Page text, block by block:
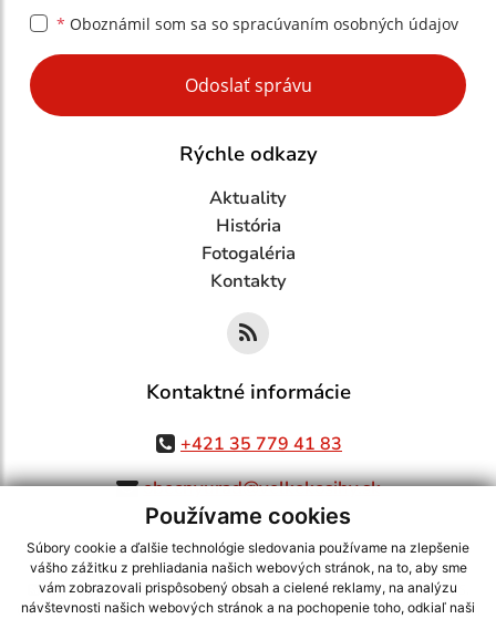
Používame cookies
Súbory cookie a ďalšie technológie sledovania používame na zlepšenie
vášho zážitku z prehliadania našich webových stránok, na to, aby sme
vám zobrazovali prispôsobený obsah a cielené reklamy, na analýzu
návštevnosti našich webových stránok a na pochopenie toho, odkiaľ naši
* Oboznámil som sa so spracúvaním osobných údajov
Google reCaptcha Response
Odoslať správu
Rýchle odkazy
Aktuality
História
Fotogaléria
Kontakty
Kontaktné informácie
+421 35 779 41 83
obecnyurad@velkekosihy.sk
využite možnosť získavania aktuálnych informácií s využitím RSS
CMS systém (redakčný) systém ECHELON 2,Mapa stránok,web portál